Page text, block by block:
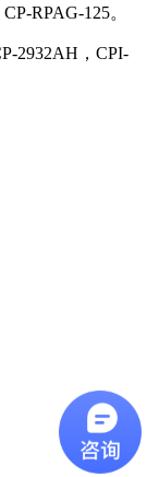
RPAG-125。
2932AH，CPI-